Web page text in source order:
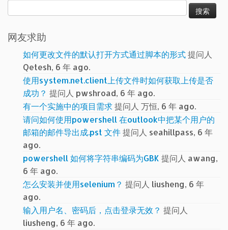
索：
网友求助
如何更改文件的默认打开方式通过脚本的形式提问人
Qetesh, 6 年 ago.
使用system.net.client上传文件时如何获取上传是否
成功？ 提问人 pwshroad, 6 年 ago.
有一个实施中的项目需求提问人 万恒, 6 年 ago.
请问如何使用powershell 在outlook中把某个用户的
邮箱的邮件导出成.pst 文件提问人 seahillpass, 6 年
ago.
powershell 如何将字符串编码为GBK 提问人 awang,
6 年 ago.
怎么安装并使用selenium？ 提问人 liusheng, 6 年
ago.
输入用户名、密码后，点击登录无效？ 提问人
liusheng, 6 年 ago.